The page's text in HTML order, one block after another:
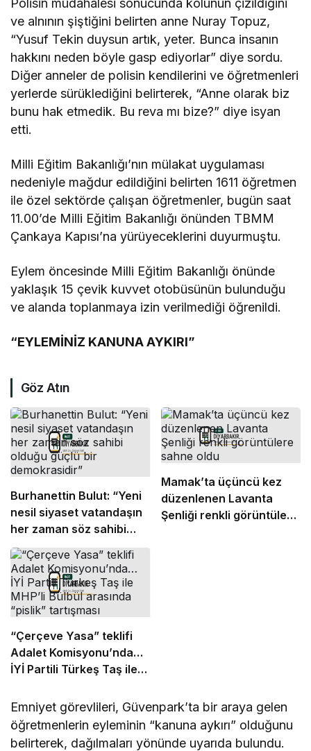
Polisin müdahalesi sonucunda kolunun çizildiğini
ve alnının şiştiğini belirten anne Nuray Topuz,
“Yusuf Tekin duysun artık, yeter. Bunca insanın
hakkını neden böyle gasp ediyorlar” diye sordu.
Diğer anneler de polisin kendilerini ve öğretmenleri
yerlerde sürüklediğini belirterek, “Anne olarak biz
bunu hak etmedik. Bu reva mı bize?” diye isyan
etti.
Milli Eğitim Bakanlığı’nın mülakat uygulaması
nedeniyle mağdur edildiğini belirten 1611 öğretmen
ile özel sektörde çalışan öğretmenler, bugün saat
11.00’de Milli Eğitim Bakanlığı önünden TBMM
Çankaya Kapısı’na yürüyeceklerini duyurmuştu.
Eylem öncesinde Milli Eğitim Bakanlığı önünde
yaklaşık 15 çevik kuvvet otobüsünün bulunduğu
ve alanda toplanmaya izin verilmediği öğrenildi.
“EYLEMİNİZ KANUNA AYKIRI”
Göz Atın
Burhanettin Bulut: “Yeni
nesil siyaset vatandaşın
her zaman söz sahibi
olduğu güçlü bir
demokrasidir”
Mamak’ta üçüncü kez
düzenlenen Lavanta
Şenliği renkli görüntülere
“Çerçeve Yasa” teklifi
Adalet Komisyonu’nda…
İYİ Partili Türkeş Taş ile
“pislik” tartışması
Emniyet görevlileri, Güvenpark’ta bir araya gelen
öğretmenlerin eyleminin “kanuna aykırı” olduğunu
belirterek, dağılmaları yönünde uyarıda bulundu.